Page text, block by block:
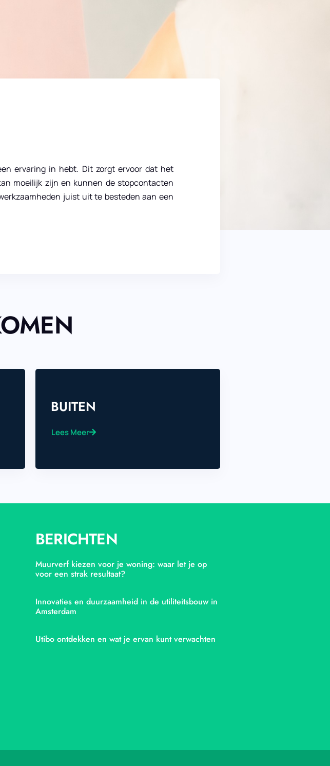
ervaring in hebt. Dit zorgt ervoor dat het
moeilijk zijn en kunnen de stopcontacten
juist uit te besteden aan een
BUITEN
Lees Meer
BERICHTEN
Muurverf kiezen voor je woning: waar let je op
voor een strak resultaat?
Innovaties en duurzaamheid in de utiliteitsbouw in
Amsterdam
Utibo ontdekken en wat je ervan kunt verwachten